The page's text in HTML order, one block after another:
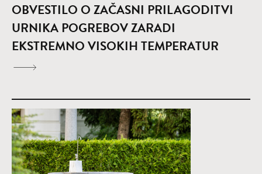
OBVESTILO O ZAČASNI PRILAGODITVI
URNIKA POGREBOV ZARADI
EKSTREMNO VISOKIH TEMPERATUR